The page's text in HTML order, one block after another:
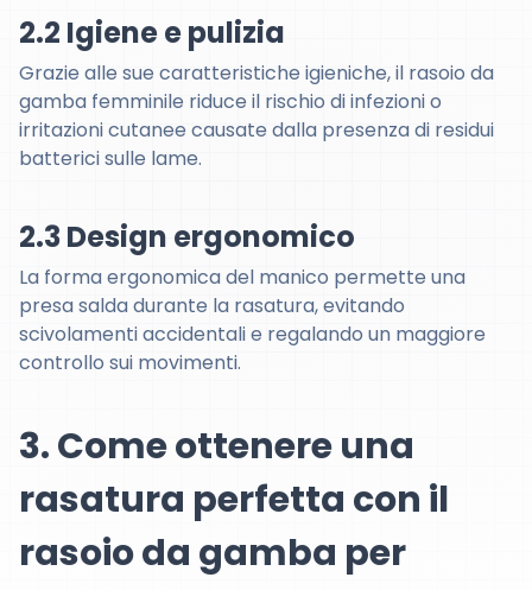
2.2 Igiene e pulizia
Grazie alle sue caratteristiche igieniche, il rasoio da
gamba femminile riduce il rischio di infezioni o
irritazioni cutanee causate dalla presenza di residui
batterici sulle lame.
2.3 Design ergonomico
La forma ergonomica del manico permette una
presa salda durante la rasatura, evitando
scivolamenti accidentali e regalando un maggiore
controllo sui movimenti.
3. Come ottenere una
rasatura perfetta con il
rasoio da gamba per